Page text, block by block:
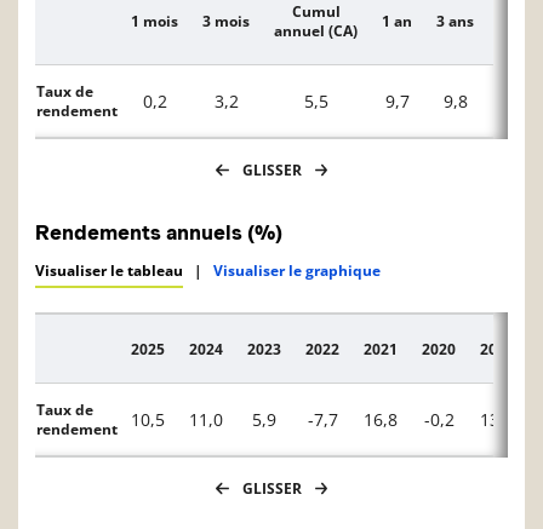
Description
1 mois 3 mois
Cumul
annuel (CA)
1 an 3 ans
Taux de
rendement
0,2 3,2 5,5 9,7 9,8
GLISSER
Rendements annuels (%)
Visualiser le tableau | Visualiser le graphique
Description
2025 2024 2023 2022 2021 2020 2019
Taux de
rendement
10,5 11,0 5,9 -7,7 16,8 -0,2 13,5
GLISSER